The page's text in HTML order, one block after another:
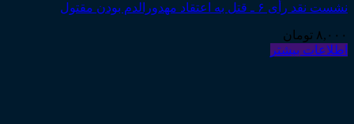
نشست نقد رأی ۶ ـ قتل به اعتقاد مهدورالدم بودن مقتول
۸,۰۰۰ تومان
اطلاعات بیشتر